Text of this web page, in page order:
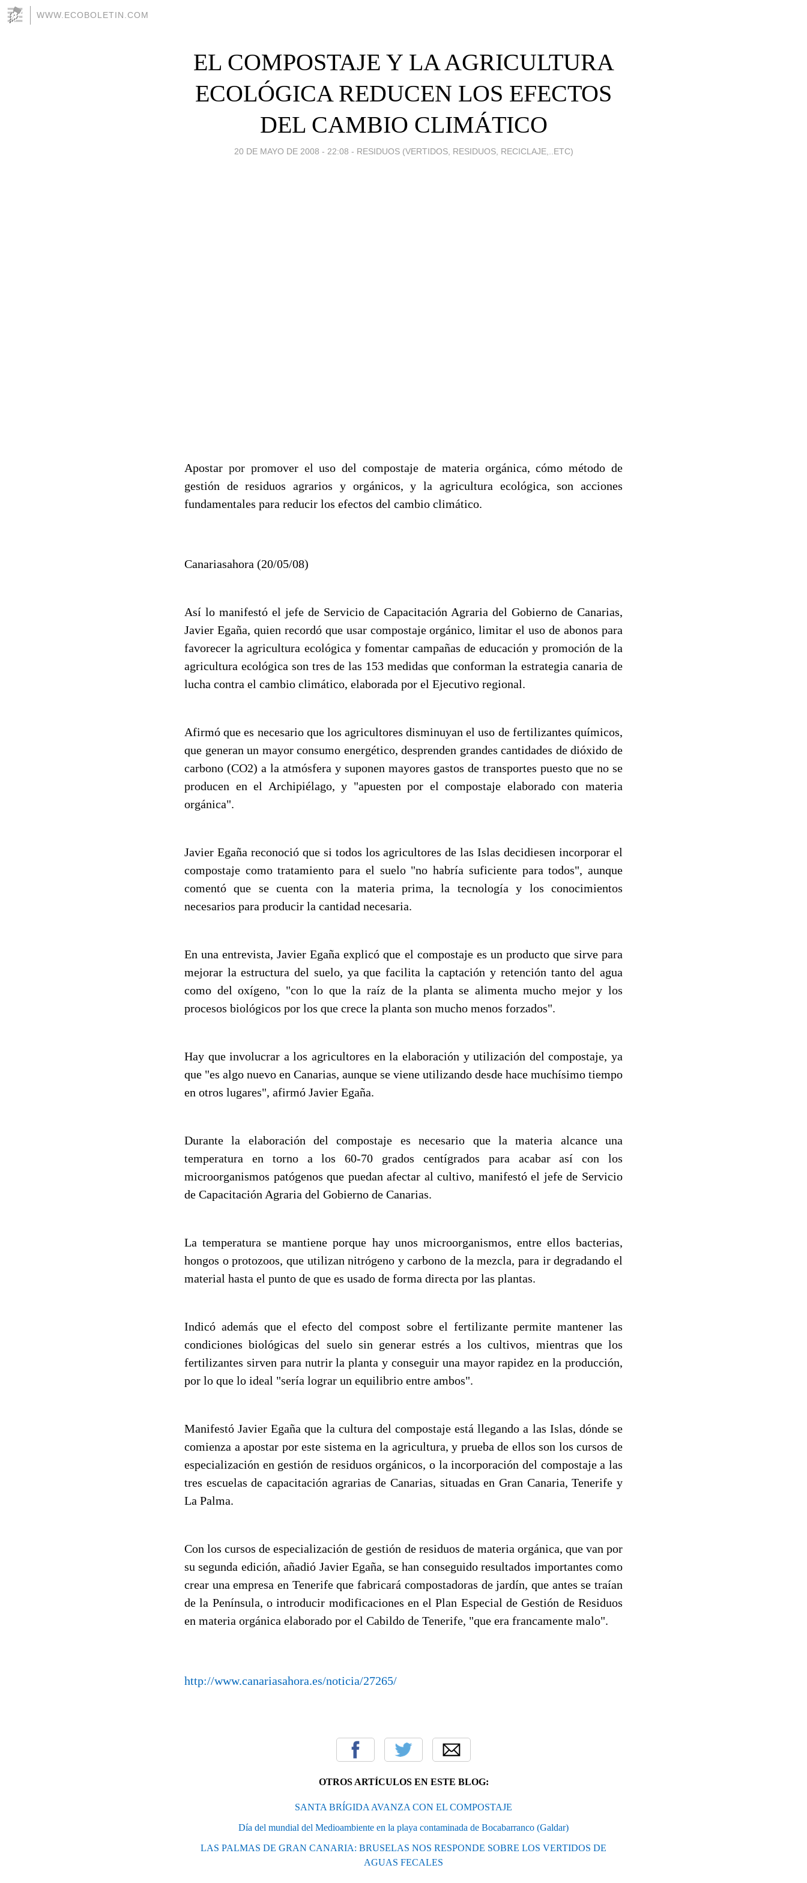
WWW.ECOBOLETIN.COM
EL COMPOSTAJE Y LA AGRICULTURA
ECOLÓGICA REDUCEN LOS EFECTOS
DEL CAMBIO CLIMÁTICO
20 DE MAYO DE 2008 - 22:08 - RESIDUOS (VERTIDOS, RESIDUOS, RECICLAJE,..ETC)
Apostar por promover el uso del compostaje de materia orgánica, cómo método de
gestión de residuos agrarios y orgánicos, y la agricultura ecológica, son acciones
fundamentales para reducir los efectos del cambio climático.
Canariasahora (20/05/08)
Así lo manifestó el jefe de Servicio de Capacitación Agraria del Gobierno de Canarias,
Javier Egaña, quien recordó que usar compostaje orgánico, limitar el uso de abonos para
favorecer la agricultura ecológica y fomentar campañas de educación y promoción de la
agricultura ecológica son tres de las 153 medidas que conforman la estrategia canaria de
lucha contra el cambio climático, elaborada por el Ejecutivo regional.
Afirmó que es necesario que los agricultores disminuyan el uso de fertilizantes químicos,
que generan un mayor consumo energético, desprenden grandes cantidades de dióxido de
carbono (CO2) a la atmósfera y suponen mayores gastos de transportes puesto que no se
producen en el Archipiélago, y "apuesten por el compostaje elaborado con materia
orgánica".
Javier Egaña reconoció que si todos los agricultores de las Islas decidiesen incorporar el
compostaje como tratamiento para el suelo "no habría suficiente para todos", aunque
comentó que se cuenta con la materia prima, la tecnología y los conocimientos
necesarios para producir la cantidad necesaria.
En una entrevista, Javier Egaña explicó que el compostaje es un producto que sirve para
mejorar la estructura del suelo, ya que facilita la captación y retención tanto del agua
como del oxígeno, "con lo que la raíz de la planta se alimenta mucho mejor y los
procesos biológicos por los que crece la planta son mucho menos forzados".
Hay que involucrar a los agricultores en la elaboración y utilización del compostaje, ya
que "es algo nuevo en Canarias, aunque se viene utilizando desde hace muchísimo tiempo
en otros lugares", afirmó Javier Egaña.
Durante la elaboración del compostaje es necesario que la materia alcance una
temperatura en torno a los 60-70 grados centígrados para acabar así con los
microorganismos patógenos que puedan afectar al cultivo, manifestó el jefe de Servicio
de Capacitación Agraria del Gobierno de Canarias.
La temperatura se mantiene porque hay unos microorganismos, entre ellos bacterias,
hongos o protozoos, que utilizan nitrógeno y carbono de la mezcla, para ir degradando el
material hasta el punto de que es usado de forma directa por las plantas.
Indicó además que el efecto del compost sobre el fertilizante permite mantener las
condiciones biológicas del suelo sin generar estrés a los cultivos, mientras que los
fertilizantes sirven para nutrir la planta y conseguir una mayor rapidez en la producción,
por lo que lo ideal "sería lograr un equilibrio entre ambos".
Manifestó Javier Egaña que la cultura del compostaje está llegando a las Islas, dónde se
comienza a apostar por este sistema en la agricultura, y prueba de ellos son los cursos de
especialización en gestión de residuos orgánicos, o la incorporación del compostaje a las
tres escuelas de capacitación agrarias de Canarias, situadas en Gran Canaria, Tenerife y
La Palma.
Con los cursos de especialización de gestión de residuos de materia orgánica, que van por
su segunda edición, añadió Javier Egaña, se han conseguido resultados importantes como
crear una empresa en Tenerife que fabricará compostadoras de jardín, que antes se traían
de la Península, o introducir modificaciones en el Plan Especial de Gestión de Residuos
en materia orgánica elaborado por el Cabildo de Tenerife, "que era francamente malo".
http://www.canariasahora.es/noticia/27265/
OTROS ARTÍCULOS EN ESTE BLOG:
SANTA BRÍGIDA AVANZA CON EL COMPOSTAJE
Día del mundial del Medioambiente en la playa contaminada de Bocabarranco (Galdar)
LAS PALMAS DE GRAN CANARIA: BRUSELAS NOS RESPONDE SOBRE LOS VERTIDOS DE
AGUAS FECALES